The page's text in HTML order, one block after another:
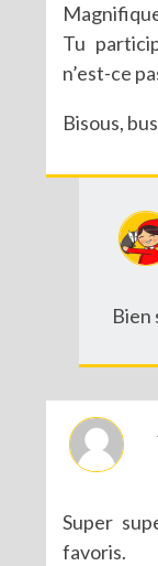
DIY :
Tu
n’est-ce
Bisous,
Bien
Super
favoris.